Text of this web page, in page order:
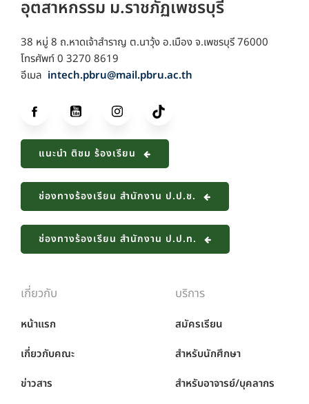
อุตสาหกรรม ม.ราชภัฏเพชรบุรี
38 หมู่ 8 ถ.หาดเจ้าสำราญ ต.นาวุ้ง อ.เมือง จ.เพชรบุรี 76000
โทรศัพท์ 0 3270 8619
อีเมล intech.pbru@mail.pbru.ac.th
แนะนำ ติชม ร้องเรียน
ช่องทางร้องเรียน สำนักงาน ป.ป.ช.
ช่องทางร้องเรียน สำนักงาน ป.ป.ท.
เกี่ยวกับ
หน้าแรก
เกี่ยวกับคณะ
ข่าวสาร
บริการ
สมัครเรียน
สำหรับนักศึกษา
สำหรับอาจารย์/บุคลากร